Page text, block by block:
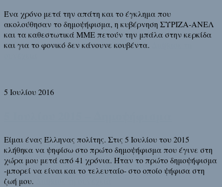
Ένα χρόνο μετά την απάτη και το έγκλημα που
ακολούθησαν το δημοψήφισμα, η κυβέρνηση ΣΥΡΙΖΑ-ΑΝΕΛ
και τα καθεστωτικά ΜΜΕ πετούν την μπάλα στην κερκίδα
και για το φονικό δεν κάνουνε κουβέντα.
5 Ιουλίου 2016
Είμαι ένας Έλληνας πολίτης. Στις 5 Ιουλίου του 2015
κλήθηκα να ψηφίσω στο πρώτο δημοψήφισμα που έγινε στη
χώρα μου μετά από 41 χρόνια. Ήταν το πρώτο δημοψήφισμα
-μπορεί να είναι και το τελευταίο- στο οποίο ψήφισα στη
ζωή μου.